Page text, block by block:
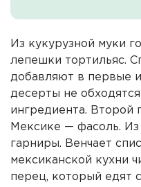
Из кукурузной муки
лепешки тортильяс.
добавляют в первые
десерты не
ингредиента. Второй
Мексике — фасоль. Из
гарниры. Венчает
мексиканской кухни
перец, который едят